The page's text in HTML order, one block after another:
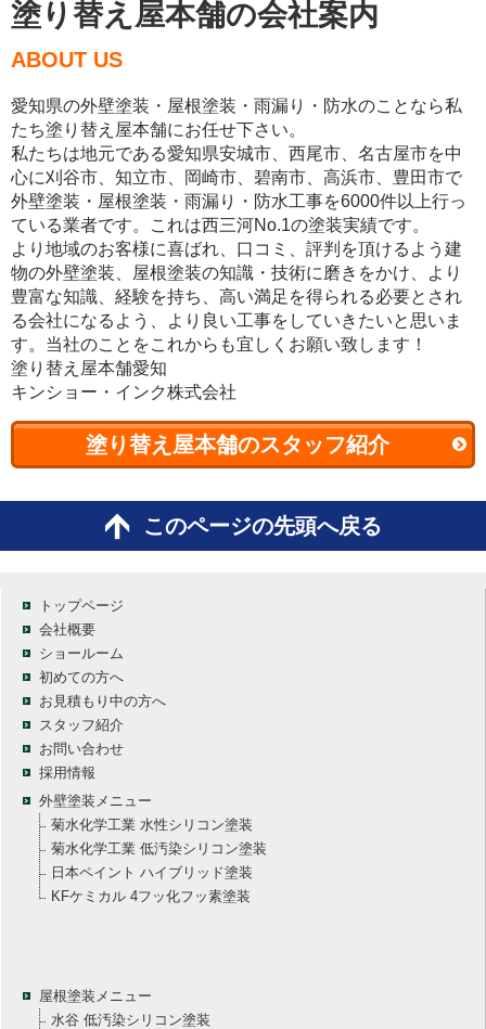
塗り替え屋本舗の会社案内
ABOUT US
愛知県の外壁塗装・屋根塗装・雨漏り・防水のことなら私
たち塗り替え屋本舗にお任せ下さい。
私たちは地元である愛知県安城市、西尾市、名古屋市を中
心に刈谷市、知立市、岡崎市、碧南市、高浜市、豊田市で
外壁塗装・屋根塗装・雨漏り・防水工事を6000件以上行っ
ている業者です。これは西三河No.1の塗装実績です。
より地域のお客様に喜ばれ、口コミ、評判を頂けるよう建
物の外壁塗装、屋根塗装の知識・技術に磨きをかけ、より
豊富な知識、経験を持ち、高い満足を得られる必要とされ
る会社になるよう、より良い工事をしていきたいと思いま
す。当社のことをこれからも宜しくお願い致します！
塗り替え屋本舗愛知
キンショー・インク株式会社
塗り替え屋本舗のスタッフ紹介
このページの先頭へ戻る
トップページ
会社概要
ショールーム
初めての方へ
お見積もり中の方へ
スタッフ紹介
お問い合わせ
採用情報
外壁塗装メニュー
菊水化学工業 水性シリコン塗装
菊水化学工業 低汚染シリコン塗装
日本ペイント ハイブリッド塗装
KFケミカル 4フッ化フッ素塗装
屋根塗装メニュー
水谷 低汚染シリコン塗装